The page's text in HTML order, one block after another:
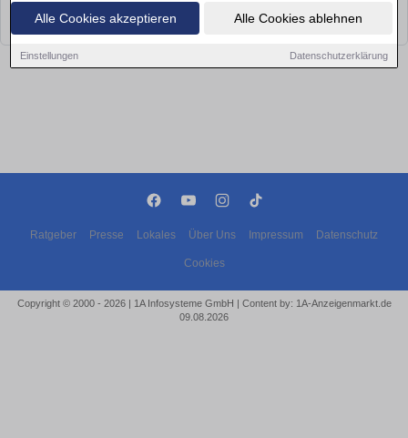
Alle Cookies akzeptieren Alle Cookies ablehnen
Einstellungen Datenschutzerklärung
Leider konnten wir derzeit keine passenden Objekte finden. Schauen Sie
bald wieder vorbei!
Ratgeber Presse Lokales Über Uns Impressum Datenschutz
Cookies
Copyright © 2000 - 2026 | 1A Infosysteme GmbH | Content by: 1A-Anzeigenmarkt.de
09.08.2026